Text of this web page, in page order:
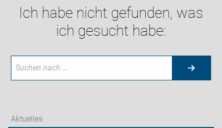
Ich habe nicht gefunden, was
ich gesucht habe:
Aktuelles